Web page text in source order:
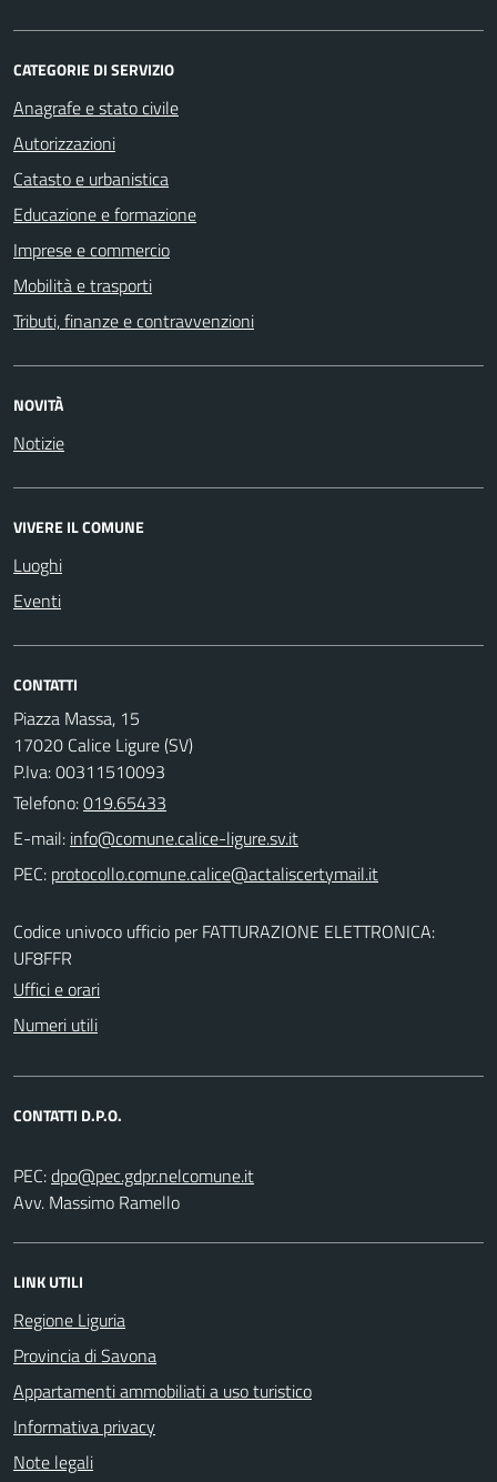
CATEGORIE DI SERVIZIO
Anagrafe e stato civile
Autorizzazioni
Catasto e urbanistica
Educazione e formazione
Imprese e commercio
Mobilità e trasporti
Tributi, finanze e contravvenzioni
NOVITÀ
Notizie
VIVERE IL COMUNE
Luoghi
Eventi
CONTATTI
Piazza Massa, 15
17020 Calice Ligure (SV)
P.Iva: 00311510093
Telefono:019.65433
E-mail:
PEC:
Codice univoco ufficio per FATTURAZIONE ELETTRONICA:
UF8FFR
Uffici e orari
Numeri utili
CONTATTI D.P.O.
PEC:
Avv. Massimo Ramello
LINK UTILI
Regione Liguria
Provincia di Savona
Appartamenti ammobiliati a uso turistico
Informativa privacy
Note legali